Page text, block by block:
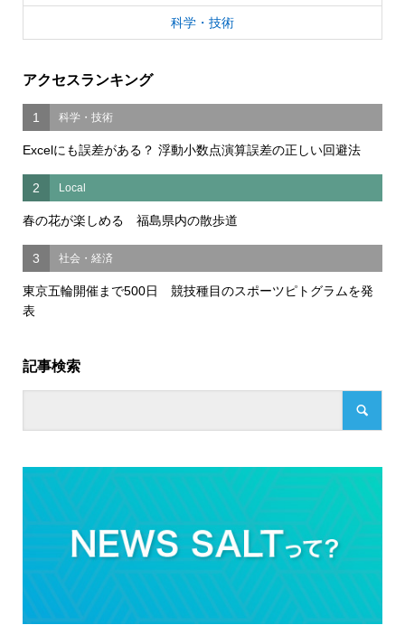
科学・技術
アクセスランキング
1 科学・技術
Excelにも誤差がある？ 浮動小数点演算誤差の正しい回避法
2 Local
春の花が楽しめる 福島県内の散歩道
3 社会・経済
東京五輪開催まで500日 競技種目のスポーツピトグラムを発
表
記事検索